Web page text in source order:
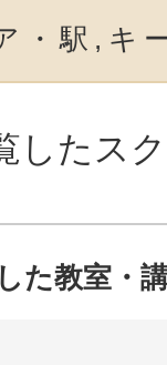
・駅,キ
したス
た教室・